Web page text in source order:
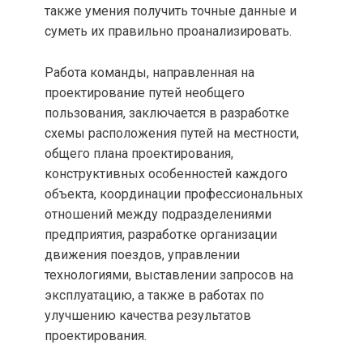
также умения получить точные данные и
суметь их правильно проанализировать.
Работа команды, направленная на
проектирование путей необщего
пользования, заключается в разработке
схемы расположения путей на местности,
общего плана проектирования,
конструктивных особенностей каждого
объекта, координации профессиональных
отношений между подразделениями
предприятия, разработке организации
движения поездов, управлении
технологиями, выставлении запросов на
эксплуатацию, а также в работах по
улучшению качества результатов
проектирования.